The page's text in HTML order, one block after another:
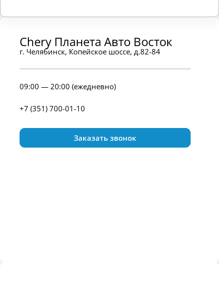
Chery Планета Авто Восток
г. Челябинск, Копейское шоссе, д.82-84
09:00 — 20:00 (ежедневно)
+7 (351) 700-01-10
Заказать звонок